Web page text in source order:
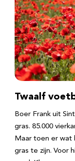
Twaalf
Boer Frank uit
gras. 85.000
Maar toen er wat
gras te zijn. Voor